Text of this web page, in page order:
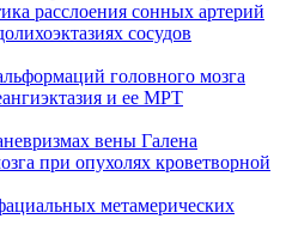
расслоения сонных артерий
сосудов
головного мозга
и ее МРТ
вены Галена
при опухолях кроветворной
метамерических